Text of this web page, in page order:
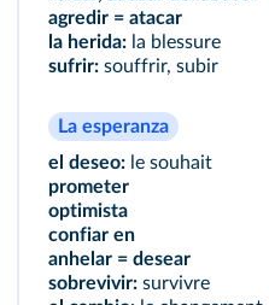
agredir = atacar
la herida: la blessure
sufrir: souffrir, subir
La esperanza
el deseo: le souhait
prometer
optimista
confiar en
anhelar = desear
sobrevivir: survivre